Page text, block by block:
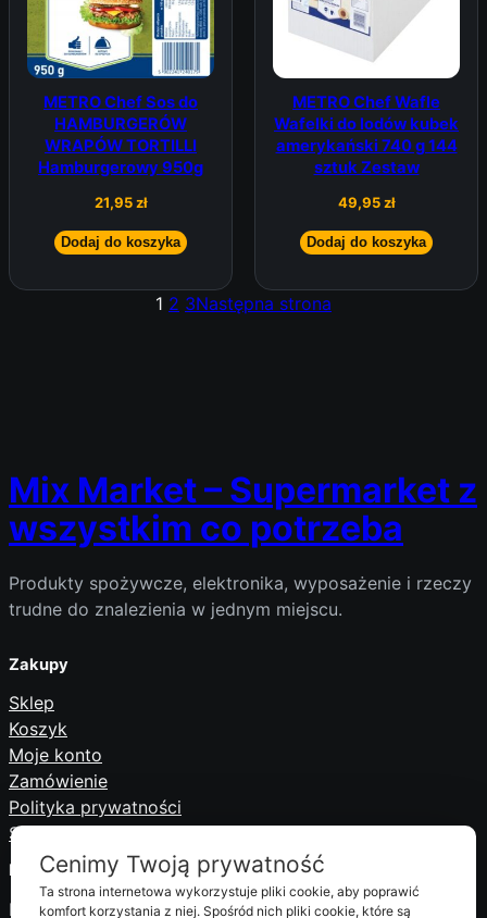
METRO Chef Sos do
HAMBURGERÓW
WRAPÓW TORTILLI
Hamburgerowy 950g
21,95zł
Dodaj do koszyka
METRO Chef Wafle
Wafelki do lodów kubek
amerykański 740 g 144
sztuk Zestaw
49,95zł
Dodaj do koszyka
1 2 3Następna strona
Mix Market – Supermarket z
wszystkim co potrzeba
Produkty spożywcze, elektronika, wyposażenie i rzeczy
trudne do znalezienia w jednym miejscu.
Zakupy
Sklep
Koszyk
Moje konto
Zamówienie
Polityka prywatności
Serwis i obsługa serwisowa
Informacje
Dostawa i płatności
Cenimy Twoją prywatność
Ta strona internetowa wykorzystuje pliki cookie, aby poprawić
komfort korzystania z niej. Spośród nich pliki cookie, które są